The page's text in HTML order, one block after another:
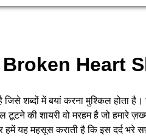
Broken Heart
जिसे शब्दों में बयां करना मुश्किल होता
टूटने की शायरी वो मरहम है जो हमारे
हमें यह महसूस कराती है कि इस दर्द भरे